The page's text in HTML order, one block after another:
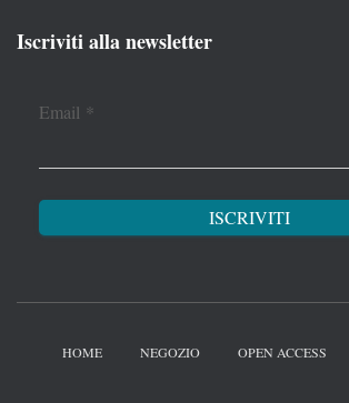
Iscriviti alla newsletter
Email *
HOME NEGOZIO OPEN ACCESS